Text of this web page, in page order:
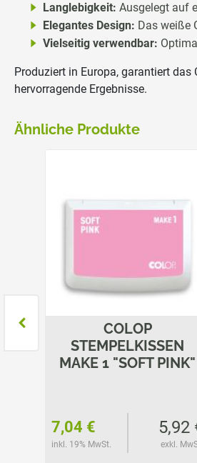
Langlebigkeit: Ausgelegt auf
Elegantes Design: Das weiße
Vielseitig verwendbar:
Produziert in Europa, garantiert
hervorragende Ergebnisse.
Ähnliche Produkte
COLOP
STEMPELKISSEN
MAKE 1 "SOFT PINK"
7,04 €
inkl. 19% MwSt.
5,92
exkl.